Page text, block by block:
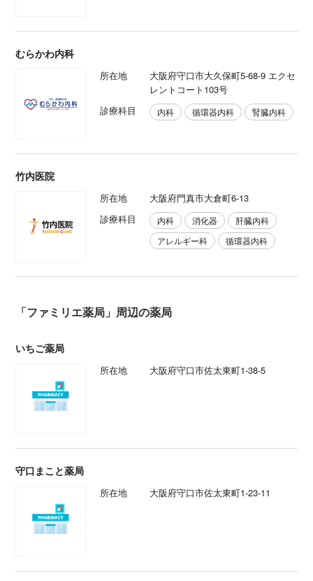
むらかわ内科
所在地
大阪府守口市大久保町5-68-9 エクセ
レントコート103号
診療科目
内科 循環器内科 腎臓内科
竹内医院
所在地
大阪府門真市大倉町6-13
診療科目
内科 消化器
肝臓内科
アレルギー科
循環器内科
「ファミリエ薬局」周辺の薬局
いちご薬局
所在地 大阪府守口市佐太東町1-38-5
守口まこと薬局
所在地 大阪府守口市佐太東町1-23-11